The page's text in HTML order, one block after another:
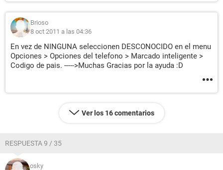
Brioso
8 oct 2011 a las 04:36
En vez de NINGUNA seleccionen DESCONOCIDO en el menu
Opciones > Opciones del telefono > Marcado inteligente >
Codigo de pais. ----->Muchas Gracias por la ayuda :D
Ver los 16 comentarios
RESPUESTA 9 / 35
osky